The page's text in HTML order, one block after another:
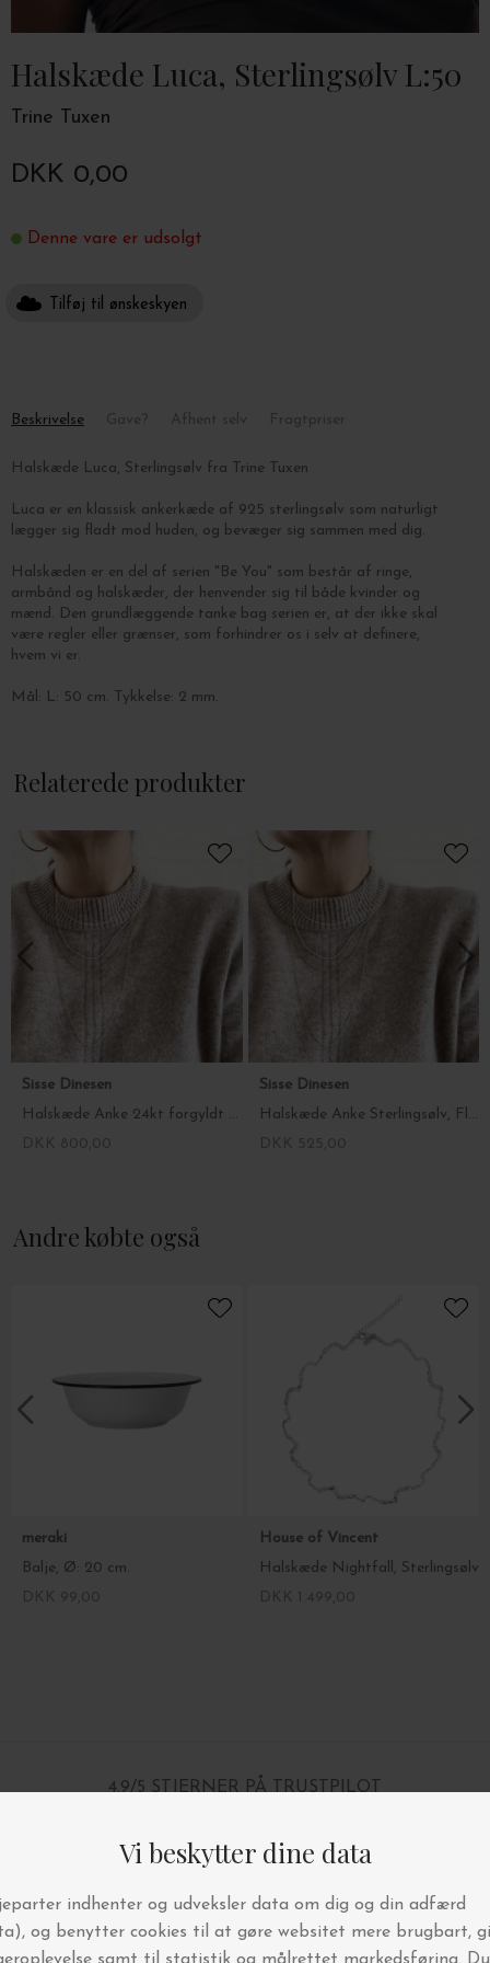
Halskæde Luca, Sterlingsølv L:50
Trine Tuxen
DKK 0,00
Denne vare er udsolgt
Tilføj til ønskeskyen
Beskrivelse
Halskæde Luca, Sterlingsølv fra Trine Tuxen
Luca er en klassisk ankerkæde af 925 sterlingsølv som naturligt
lægger sig fladt mod huden, og bevæger sig sammen med dig.
Halskæden er en del af serien "Be You" som består af ringe,
armbånd og halskæder, der henvender sig til både kvinder og
mænd. Den grundlæggende tanke bag serien er, at der ikke skal
være regler eller grænser, som forhindrer os i selv at definere,
hvem vi er.
Mål: L: 50 cm. Tykkelse: 2 mm.
risikoen for oxidering, som er naturens gang for sølv. Oxidering
finder sted når smykket udsættes for lys, ilt, parfume og
de kan nemt fjernes med flydende sølvrens og en pudseklud.
Relaterede produkter
Sisse Dinesen
Halskæde Anke 24kt forgyldt Sterlingsølv, Fl. længder
Sisse Dinesen
Halskæde Anke Sterlingsølv, Fl. længder
Andre købte også
meraki
Balje, Ø: 20 cm.
House of Vincent
Halskæde Nightfall, Sterlingsølv
4.9/5 STJERNER PÅ TRUSTPILOT